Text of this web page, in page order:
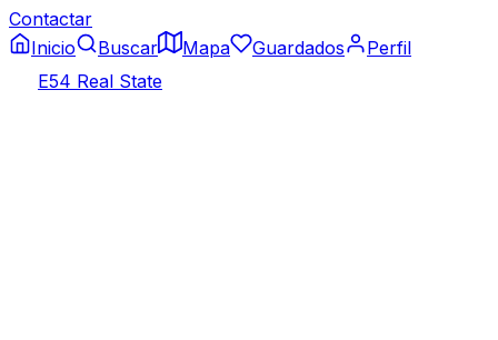
Contactar
Inicio
Buscar Mapa Guardados
Perfil
E54 Real State